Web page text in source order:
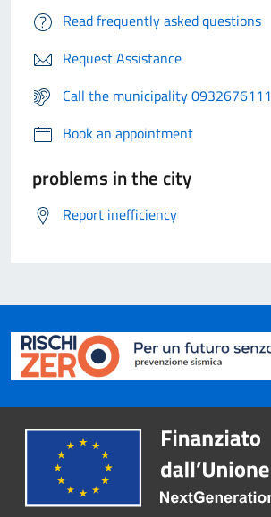
Read frequently asked questions
Request Assistance
Call the municipality 0932676111
Book an appointment
problems in the city
Report inefficiency